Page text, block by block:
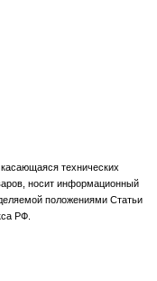
технических
носит информационный
положениями Статьи
РФ.